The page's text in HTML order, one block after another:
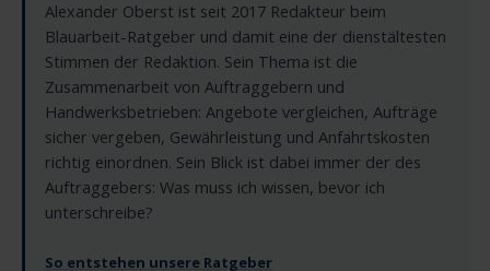
Alexander Oberst ist seit 2017 Redakteur beim
Blauarbeit-Ratgeber und damit eine der dienstältesten
Stimmen der Redaktion. Sein Thema ist die
Zusammenarbeit von Auftraggebern und
Handwerksbetrieben: Angebote vergleichen, Aufträge
sicher vergeben, Gewährleistung und Anfahrtskosten
richtig einordnen. Sein Blick ist dabei immer der des
Auftraggebers: Was muss ich wissen, bevor ich
unterschreibe?
So entstehen unsere Ratgeber